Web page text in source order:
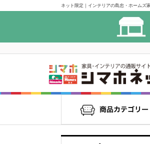
ネット限定｜インテリアの島忠・ホームズ